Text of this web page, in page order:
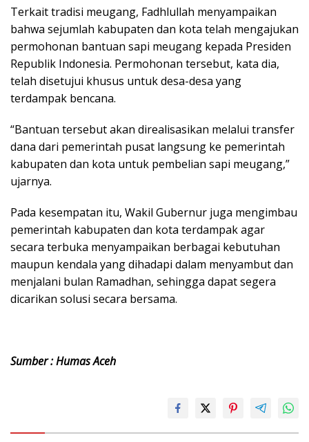
Terkait tradisi meugang, Fadhlullah menyampaikan
bahwa sejumlah kabupaten dan kota telah mengajukan
permohonan bantuan sapi meugang kepada Presiden
Republik Indonesia. Permohonan tersebut, kata dia,
telah disetujui khusus untuk desa-desa yang
terdampak bencana.
“Bantuan tersebut akan direalisasikan melalui transfer
dana dari pemerintah pusat langsung ke pemerintah
kabupaten dan kota untuk pembelian sapi meugang,”
ujarnya.
Pada kesempatan itu, Wakil Gubernur juga mengimbau
pemerintah kabupaten dan kota terdampak agar
secara terbuka menyampaikan berbagai kebutuhan
maupun kendala yang dihadapi dalam menyambut dan
menjalani bulan Ramadhan, sehingga dapat segera
dicarikan solusi secara bersama.
Sumber : Humas Aceh